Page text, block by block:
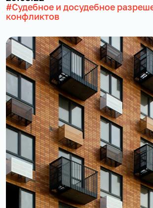
#Судебное и досудебное
конфликтов